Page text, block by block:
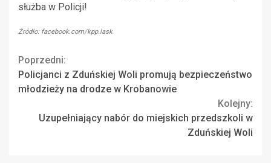
służba w Policji!
Źródło: facebook.com/kpp.lask
Continue
Reading
Poprzedni:
Policjanci z Zduńskiej Woli promują bezpieczeństwo
młodzieży na drodze w Krobanowie
Kolejny:
Uzupełniający nabór do miejskich przedszkoli w
Zduńskiej Woli